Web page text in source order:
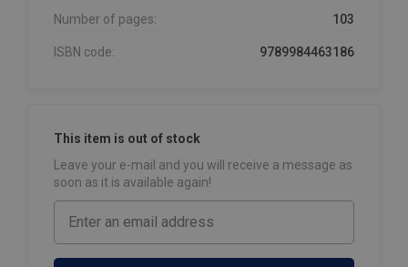
Number of pages: 103
ISBN code: 9789984463186
This item is out of stock
Leave your e-mail and you will receive a message as
soon as it is available again!